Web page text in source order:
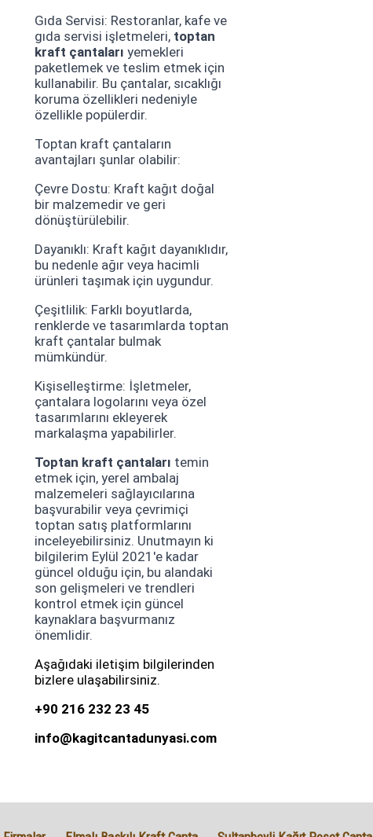
Gıda Servisi: Restoranlar, kafe ve
gıda servisi işletmeleri, toptan
kraft çantaları yemekleri
paketlemek ve teslim etmek için
kullanabilir. Bu çantalar, sıcaklığı
koruma özellikleri nedeniyle
özellikle popülerdir.
Toptan kraft çantaların
avantajları şunlar olabilir:
Çevre Dostu: Kraft kağıt doğal
bir malzemedir ve geri
dönüştürülebilir.
Dayanıklı: Kraft kağıt dayanıklıdır,
bu nedenle ağır veya hacimli
ürünleri taşımak için uygundur.
Çeşitlilik: Farklı boyutlarda,
renklerde ve tasarımlarda toptan
kraft çantalar bulmak
mümkündür.
Kişiselleştirme: İşletmeler,
çantalara logolarını veya özel
tasarımlarını ekleyerek
markalaşma yapabilirler.
Toptan kraft çantaları temin
etmek için, yerel ambalaj
malzemeleri sağlayıcılarına
başvurabilir veya çevrimiçi
toptan satış platformlarını
inceleyebilirsiniz. Unutmayın ki
bilgilerim Eylül 2021'e kadar
güncel olduğu için, bu alandaki
son gelişmeleri ve trendleri
kontrol etmek için güncel
kaynaklara başvurmanız
önemlidir.
Aşağıdaki iletişim bilgilerinden
bizlere ulaşabilirsiniz.
+90 216 232 23 45
info@kagitcantadunyasi.com